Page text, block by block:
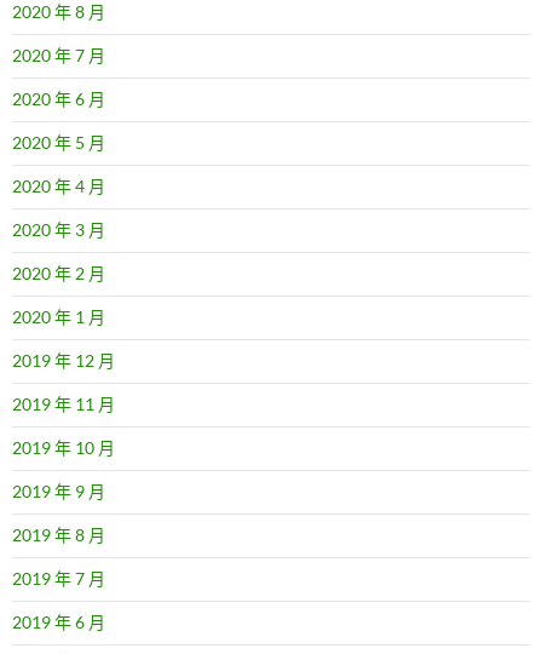
2020 年 8 月
2020 年 7 月
2020 年 6 月
2020 年 5 月
2020 年 4 月
2020 年 3 月
2020 年 2 月
2020 年 1 月
2019 年 12 月
2019 年 11 月
2019 年 10 月
2019 年 9 月
2019 年 8 月
2019 年 7 月
2019 年 6 月